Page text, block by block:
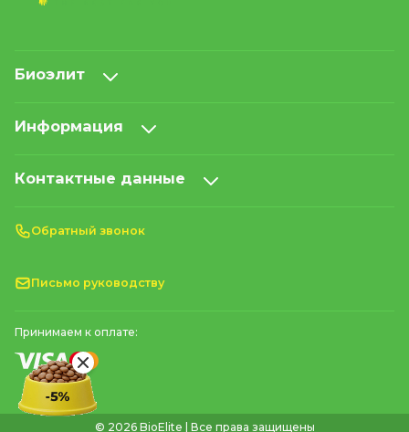
Биоэлит
Информация
Контактные данные
Обратный звонок
Письмо руководству
Принимаем к оплате:
© 2026 BioElite | Все права защищены